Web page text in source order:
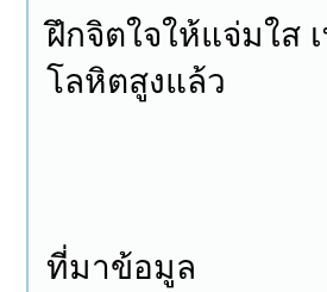
ฝึกจิตใจให้แจ่มใส
โลหิตสูงแล้ว
ที่มาข้อมูล